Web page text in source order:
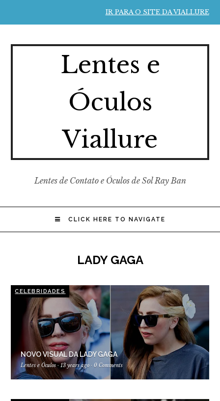
IR PARA O SITE DA VIALLURE
Lentes e
Óculos
Viallure
Lentes de Contato e Óculos de Sol Ray Ban
CLICK HERE TO NAVIGATE
LADY GAGA
CELEBRIDADES
NOVO VISUAL DA LADY GAGA
Lentes e Óculos · 13 years ago · 0 Comments